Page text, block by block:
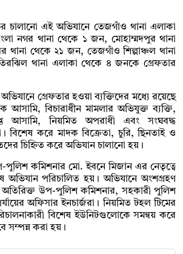
চালানো এই অভিযানে তেজগাঁও থানা এলাকা
নগর থানা থেকে ১ জন, মোহাম্মদপুর থানা
থেকে ২১ জন, তেজগাঁও শিল্পাঞ্চল থানা
থানা এলাকা থেকে ৪ জনকে গ্রেফতার
গ্রেফতার হওয়া ব্যক্তিদের মধ্যে রয়েছে
আসামি, বিচারাধীন মামলার অভিযুক্ত ব্যক্তি,
আসামি, নিয়মিত অপরাধী এবং সংঘবদ্ধ
বিশেষ করে মাদক বিক্রেতা, চুরি, ছিনতাই ও
চিহ্নিত করে অভিযান চালানো হয়।
পুলিশ কমিশনার মো. ইবনে মিজান এর নেতৃত্বে
অভিযান পরিচালিত হয়। অভিযানে অংশগ্রহণ
অতিরিক্ত উপ-পুলিশ কমিশনার, সহকারী পুলিশ
অফিসার ইনচার্জরা। নিয়মিত টহল টিমের
বিশেষ ইউনিটগুলোকে সমন্বয় করে
সম্পন্ন করা হয়।